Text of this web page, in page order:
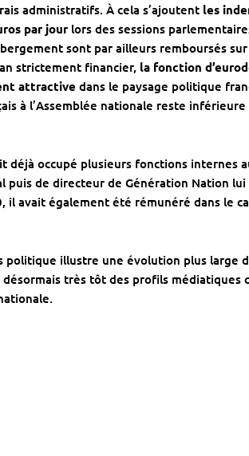
administratifs. À cela s’ajoutent les
par jour lors des sessions
sont par ailleurs remboursés
strictement financier, la fonction
attractive dans le paysage politique
à l’Assemblée nationale reste
déjà occupé plusieurs fonctions internes
puis de directeur de Génération Nation lui
avait également été rémunéré dans le
illustre une évolution plus large
très tôt des profils médiatiques